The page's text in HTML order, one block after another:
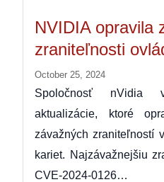
NVIDIA opravila
zraniteľnosti
October 25, 2024
Spoločnosť nVidia
aktualizácie, ktoré
závažných zraniteľností
kariet. Najzávažnejšiu
CVE‑2024‑0126…